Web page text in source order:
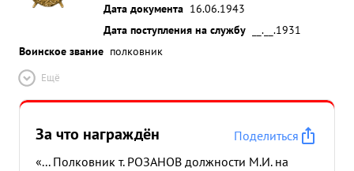
Дата документа 16.06.1943
Дата поступления на службу
__.__.1931
Воинское звание полковник
Ещё
За что награждён
Поделиться
«... Полковник т. РОЗАНОВ должности М.И. на